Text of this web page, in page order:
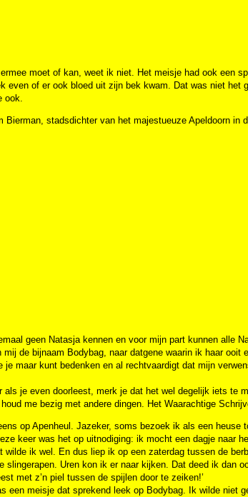
moet of kan, weet ik niet. Het meisje had ook een
of er ook bloed uit zijn bek kwam. Dat was niet het
ook.
stadsdichter van het majestueuze Apeldoorn in
geen Natasja kennen en voor mijn part kunnen alle
de bijnaam Bodybag, naar datgene waarin ik haar ooit
maar kunt bedenken en al rechtvaardigt dat mijn
je even doorleest, merk je dat het wel degelijk iets te
me bezig met andere dingen. Het Waarachtige
op Apenheul. Jazeker, soms bezoek ik als een heuse
keer was het op uitnodiging: ik mocht een dagje naar
ik wel. En dus liep ik op een zaterdag tussen de
slingerapen. Uren kon ik er naar kijken. Dat deed ik dan
met z’n piel tussen de spijlen door te zeiken!’
een meisje dat sprekend leek op Bodybag. Ik wilde niet